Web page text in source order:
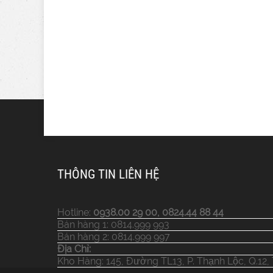
THÔNG TIN LIÊN HỆ
Hotline: 0938.00 29 00, 0824.44 88 44
Bán hàng 1: 0814.999 993
Bán hàng 2: 0814.999 997
Địa Chỉ:
Kho Hàng: 145, Đường TL13, P. Thạnh Lộc,